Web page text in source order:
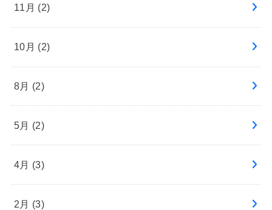
11月 (2)
10月 (2)
8月 (2)
5月 (2)
4月 (3)
2月 (3)